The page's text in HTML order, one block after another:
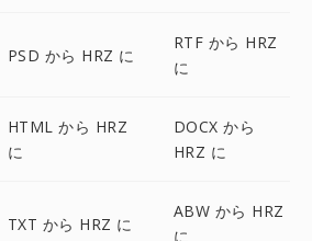
PSD から HRZ に
RTF から HRZ
に
HTML から HRZ
に
DOCX から
HRZ に
TXT から HRZ に
ABW から HRZ
に